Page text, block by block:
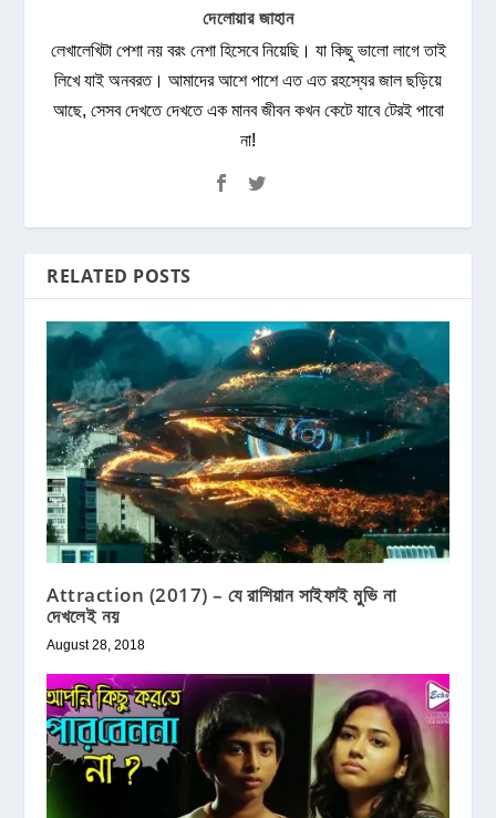
দেলোয়ার জাহান
লেখালেখিটা পেশা নয় বরং নেশা হিসেবে নিয়েছি। যা কিছু ভালো লাগে তাই
লিখে যাই অনবরত। আমাদের আশে পাশে এত এত রহস্যের জাল ছড়িয়ে
আছে, সেসব দেখতে দেখতে এক মানব জীবন কখন কেটে যাবে টেরই পাবো
না!
RELATED POSTS
Attraction (2017) – যে রাশিয়ান সাইফাই মুভি না
দেখলেই নয়
August 28, 2018